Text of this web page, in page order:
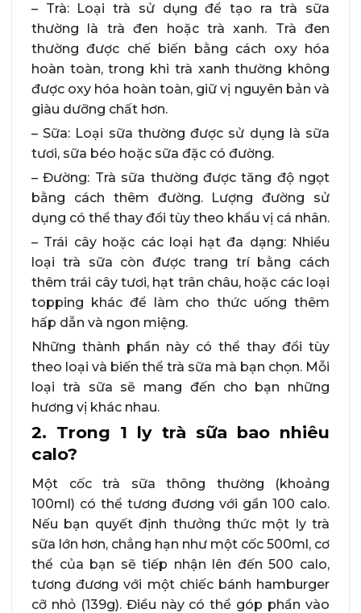
– Trà: Loại trà sử dụng để tạo ra trà sữa
thường là trà đen hoặc trà xanh. Trà đen
thường được chế biến bằng cách oxy hóa
hoàn toàn, trong khi trà xanh thường không
được oxy hóa hoàn toàn, giữ vị nguyên bản và
giàu dưỡng chất hơn.
– Sữa: Loại sữa thường được sử dụng là sữa
tươi, sữa béo hoặc sữa đặc có đường.
– Đường: Trà sữa thường được tăng độ ngọt
bằng cách thêm đường. Lượng đường sử
dụng có thể thay đổi tùy theo khẩu vị cá nhân.
– Trái cây hoặc các loại hạt đa dạng: Nhiều
loại trà sữa còn được trang trí bằng cách
thêm trái cây tươi, hạt trân châu, hoặc các loại
topping khác để làm cho thức uống thêm
hấp dẫn và ngon miệng.
Những thành phần này có thể thay đổi tùy
theo loại và biến thể trà sữa mà bạn chọn. Mỗi
loại trà sữa sẽ mang đến cho bạn những
hương vị khác nhau.
2. Trong 1 ly trà sữa bao nhiêu
calo?
Một cốc trà sữa thông thường (khoảng
100ml) có thể tương đương với gần 100 calo.
Nếu bạn quyết định thưởng thức một ly trà
sữa lớn hơn, chẳng hạn như một cốc 500ml, cơ
thể của bạn sẽ tiếp nhận lên đến 500 calo,
tương đương với một chiếc bánh hamburger
cỡ nhỏ (139g). Điều này có thể góp phần vào